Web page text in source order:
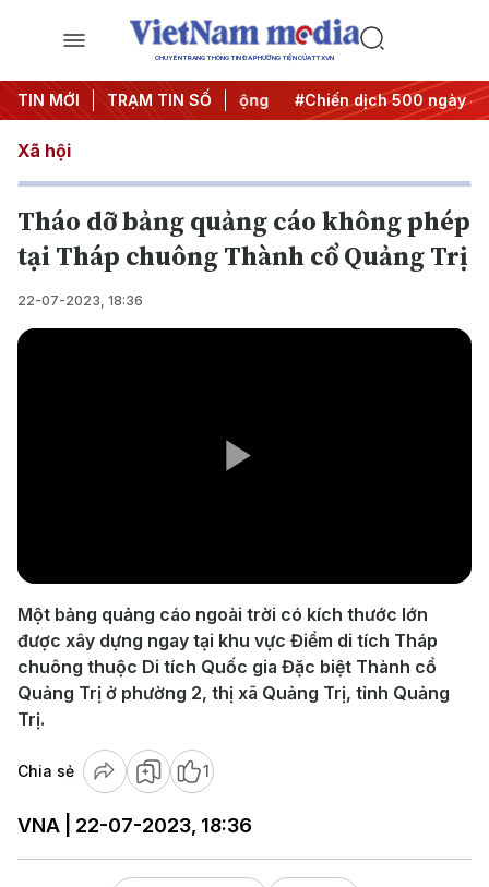
CHUYÊN TRANG THÔNG TIN ĐA PHƯƠNG TIỆN CỦA TTXVN
TIN MỚI TRẠM TIN SỐ
Nghị quyết thành hành động #Chiến dịch 500 ngày đêm
Xã hội
Tháo dỡ bảng quảng cáo không phép
tại Tháp chuông Thành cổ Quảng Trị
22-07-2023, 18:36
Video
Một bảng quảng cáo ngoài trời có kích thước lớn
được xây dựng ngay tại khu vực Điểm di tích Tháp
chuông thuộc Di tích Quốc gia Đặc biệt Thành cổ
Quảng Trị ở phường 2, thị xã Quảng Trị, tỉnh Quảng
Trị.
Chia sẻ 1
VNA | 22-07-2023, 18:36